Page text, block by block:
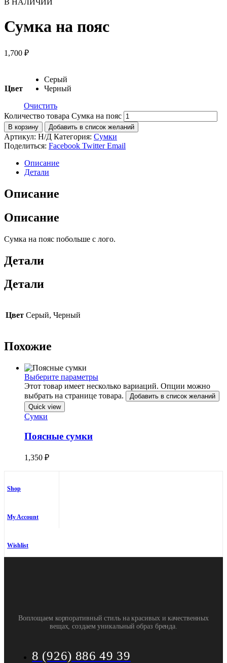
В НАЛИЧИИ
Сумка на пояс
1,700 ₽
Цвет
Серый
Черный
Очистить
Количество товара Сумка на пояс
В корзину Добавить в список желаний
Артикул: Н/Д Категория: Сумки
Поделиться: Facebook Twitter Email
Описание
Детали
Описание
Описание
Сумка на пояс побольше с лого.
Детали
Детали
Цвет Серый, Черный
Похожие
Выберите параметры
Этот товар имеет несколько вариаций. Опции можно
выбрать на странице товара.
Добавить в список желаний
Quick view
Сумки
Поясные сумки
1,350 ₽
Shop
My Account
Wishlist
Воплощаем корпоративный стиль на красивых и качественных
вещах, создаем уникальный образ бренда.
8 (926) 886 49 39